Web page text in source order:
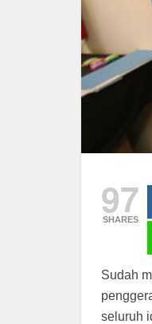
97
SHARES
Sudah
seluruh